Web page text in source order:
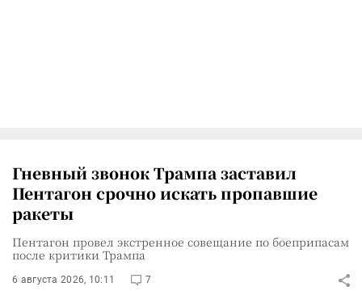
Гневный звонок Трампа заставил
Пентагон срочно искать пропавшие
ракеты
Пентагон провел экстренное совещание по боеприпасам
после критики Трампа
6 августа 2026, 10:11 7